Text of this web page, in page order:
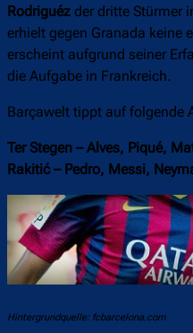
Rodriguéz der dritte Stürmer
erhielt gegen Granada keine
erscheint aufgrund seiner
die Aufgabe in Frankreich.
Barçawelt tippt auf folgende
Ter Stegen – Alves, Piqué,
Rakitić – Pedro, Messi,
Hintergrundquelle: fcbarcelona.com